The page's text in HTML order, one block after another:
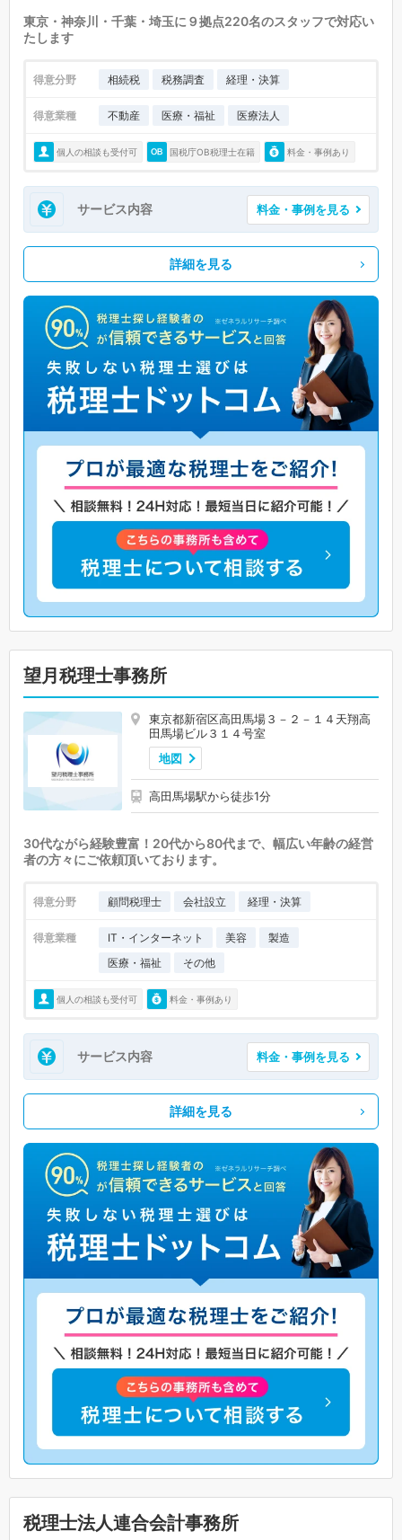
東京・神奈川・千葉・埼玉に９拠点220名のスタッフで対応い
たします
得意分野 相続税 税務調査 経理・決算
得意業種 不動産 医療・福祉 医療法人
個人の相談も受付可 国税庁OB税理士在籍 料金・事例あり
サービス内容 料金・事例を見る
詳細を見る
望月税理士事務所
東京都新宿区高田馬場３－２－１４天翔高
田馬場ビル３１４号室
地図
高田馬場駅から徒歩1分
30代ながら経験豊富！20代から80代まで、幅広い年齢の経営
者の方々にご依頼頂いております。
得意分野 顧問税理士 会社設立 経理・決算
得意業種 IT・インターネット 美容
製造
医療・福祉
その他
個人の相談も受付可 料金・事例あり
サービス内容 料金・事例を見る
詳細を見る
税理士法人連合会計事務所